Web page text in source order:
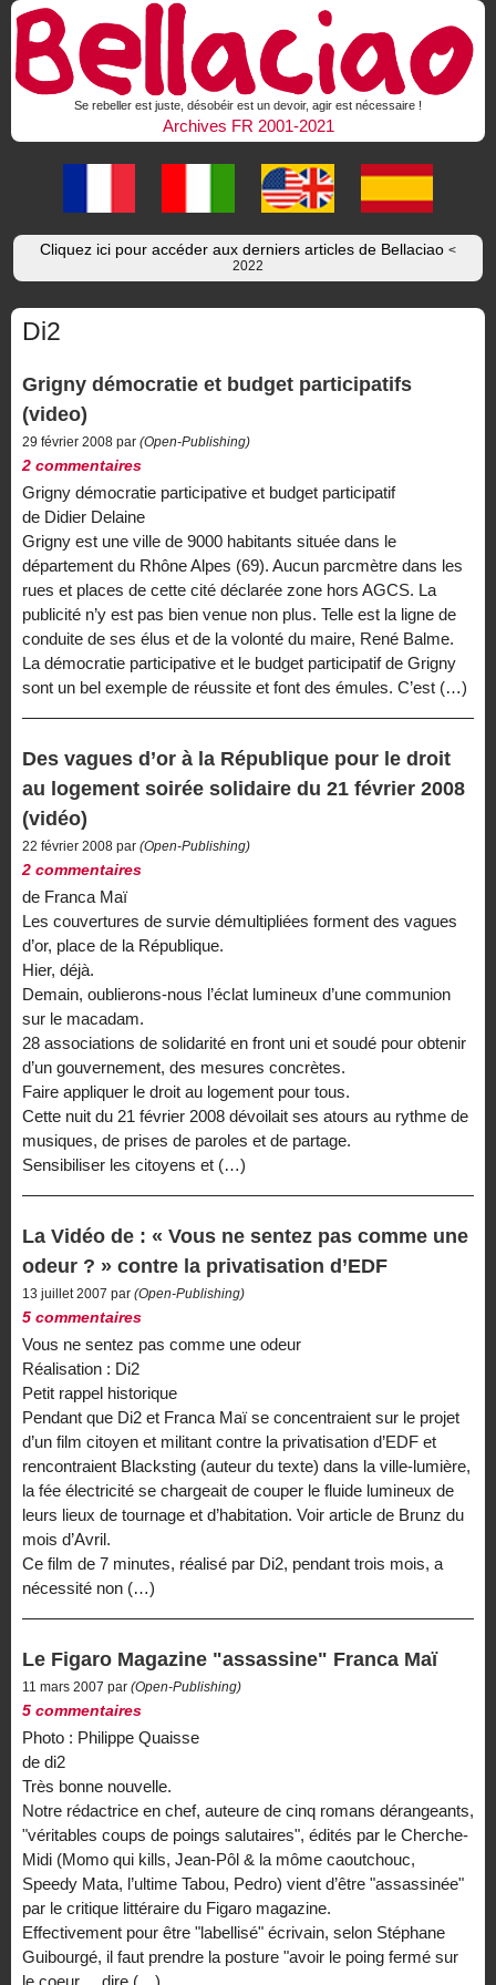
Se rebeller est juste, désobéir est un devoir, agir est nécessaire !
Archives FR 2001-2021
Cliquez ici pour accéder aux derniers articles de Bellaciao <
2022
Di2
Grigny démocratie et budget participatifs
(video)
29 février 2008 par (Open-Publishing)
2 commentaires
Grigny démocratie participative et budget participatif
de Didier Delaine
Grigny est une ville de 9000 habitants située dans le
département du Rhône Alpes (69). Aucun parcmètre dans les
rues et places de cette cité déclarée zone hors AGCS. La
publicité n’y est pas bien venue non plus. Telle est la ligne de
conduite de ses élus et de la volonté du maire, René Balme.
La démocratie participative et le budget participatif de Grigny
sont un bel exemple de réussite et font des émules. C’est (…)
Des vagues d’or à la République pour le droit
au logement soirée solidaire du 21 février 2008
(vidéo)
22 février 2008 par (Open-Publishing)
2 commentaires
de Franca Maï
Les couvertures de survie démultipliées forment des vagues
d’or, place de la République.
Hier, déjà.
Demain, oublierons-nous l’éclat lumineux d’une communion
sur le macadam.
28 associations de solidarité en front uni et soudé pour obtenir
d’un gouvernement, des mesures concrètes.
Faire appliquer le droit au logement pour tous.
Cette nuit du 21 février 2008 dévoilait ses atours au rythme de
musiques, de prises de paroles et de partage.
Sensibiliser les citoyens et (…)
La Vidéo de : « Vous ne sentez pas comme une
odeur ? » contre la privatisation d’EDF
13 juillet 2007 par (Open-Publishing)
5 commentaires
Vous ne sentez pas comme une odeur
Réalisation : Di2
Petit rappel historique
Pendant que Di2 et Franca Maï se concentraient sur le projet
d’un film citoyen et militant contre la privatisation d’EDF et
rencontraient Blacksting (auteur du texte) dans la ville-lumière,
la fée électricité se chargeait de couper le fluide lumineux de
leurs lieux de tournage et d’habitation. Voir article de Brunz du
mois d’Avril.
Ce film de 7 minutes, réalisé par Di2, pendant trois mois, a
nécessité non (…)
Le Figaro Magazine "assassine" Franca Maï
11 mars 2007 par (Open-Publishing)
5 commentaires
Photo : Philippe Quaisse
de di2
Très bonne nouvelle.
Notre rédactrice en chef, auteure de cinq romans dérangeants,
"véritables coups de poings salutaires", édités par le Cherche-
Midi (Momo qui kills, Jean-Pôl & la môme caoutchouc,
Speedy Mata, l’ultime Tabou, Pedro) vient d’être "assassinée"
par le critique littéraire du Figaro magazine.
Effectivement pour être "labellisé" écrivain, selon Stéphane
Guibourgé, il faut prendre la posture "avoir le poing fermé sur